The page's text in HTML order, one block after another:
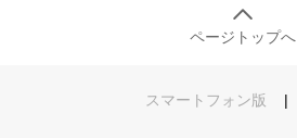
ページトップへ
スマートフォン版 |